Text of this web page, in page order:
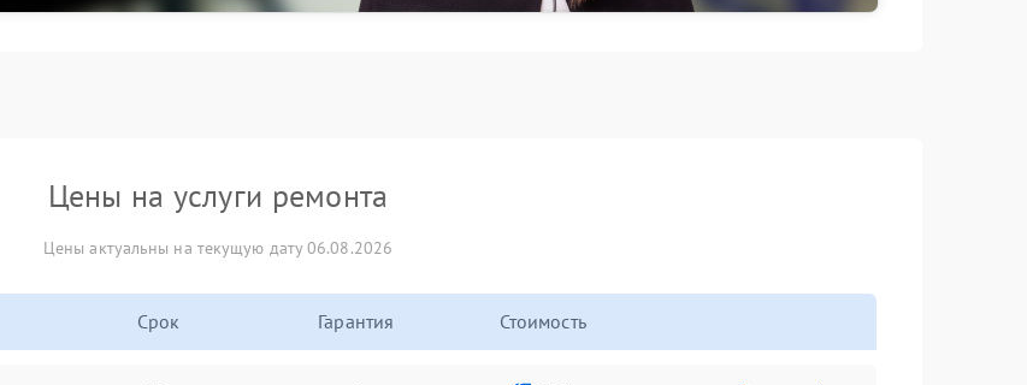
Цены на услуги ремонта
Цены актуальны на текущую дату 06.08.2026
Срок Гарантия Стоимость